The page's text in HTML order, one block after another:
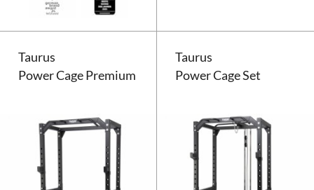
Taurus
Power Cage Premium
Taurus
Power Cage Set